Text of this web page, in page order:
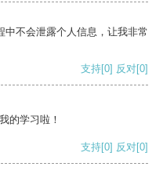
中不会泄露个人信息，让我非常
支持[0] 反对[0]
的学习啦！
支持[0] 反对[0]